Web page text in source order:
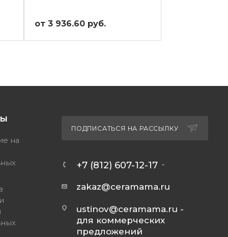
от 3 936.60 руб.
на
ПОДПИСАТЬСЯ НА РАССЫЛКУ
+7 (812) 607-12-17
zakaz@ceramama.ru
ustinov@ceramama.ru -
для коммерческих
предложений